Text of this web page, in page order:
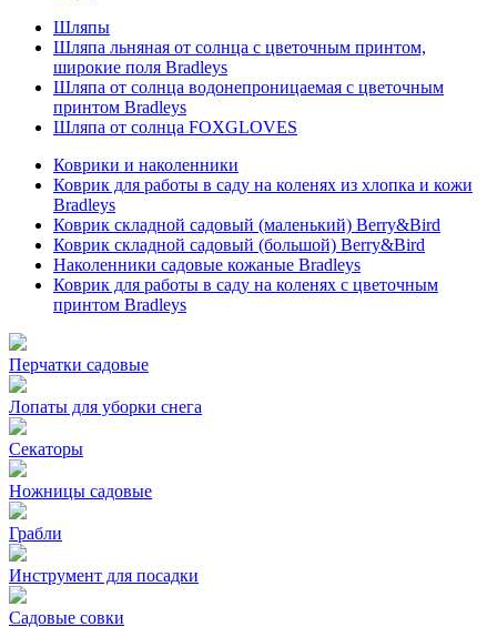
Шляпы
Шляпа льняная от солнца с цветочным принтом,
широкие поля Bradleys
Шляпа от солнца водонепроницаемая с цветочным
принтом Bradleys
Шляпа от солнца FOXGLOVES
Коврики и наколенники
Коврик для работы в саду на коленях из хлопка и кожи
Bradleys
Коврик складной садовый (маленький) Berry&Bird
Коврик складной садовый (большой) Berry&Bird
Наколенники садовые кожаные Bradleys
Коврик для работы в саду на коленях с цветочным
принтом Bradleys
Перчатки садовые
Лопаты для уборки снега
Секаторы
Ножницы садовые
Грабли
Инструмент для посадки
Садовые совки